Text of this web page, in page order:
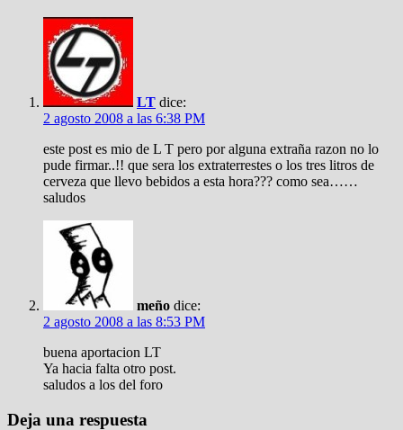
LT dice:
2 agosto 2008 a las 6:38 PM
este post es mio de L T pero por alguna extraña razon no lo
pude firmar..!! que sera los extraterrestes o los tres litros de
cerveza que llevo bebidos a esta hora??? como sea……
saludos
meño dice:
2 agosto 2008 a las 8:53 PM
buena aportacion LT
Ya hacia falta otro post.
saludos a los del foro
Deja una respuesta